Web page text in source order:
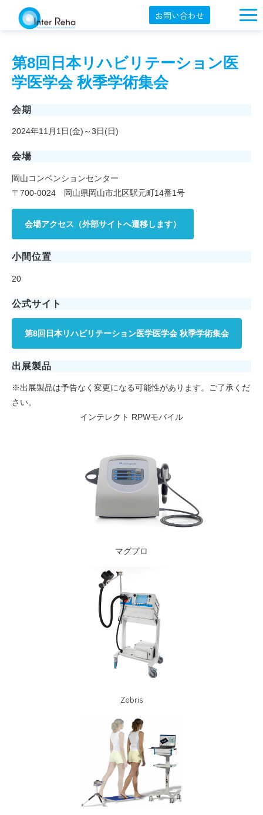
お問い合わせ
製品一覧
展示会・学会
導入事例
オンラインショップ
English
第8回日本リハビリテーション医
学医学会 秋季学術集会
会期
2024年11月1日(金)～3日(日)
会場
岡山コンベンションセンター
〒700-0024 岡山県岡山市北区駅元町14番1号
会場アクセス（外部サイトへ遷移します）
小間位置
20
公式サイト
第8回日本リハビリテーション医学医学会 秋季学術集会
出展製品
※出展製品は予告なく変更になる可能性があります。ご了承くだ
さい。
インテレクト RPWモバイル
マグプロ
Zebris